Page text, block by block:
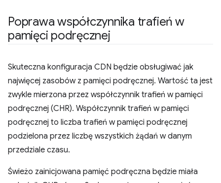
Poprawa współczynnika trafień w
pamięci podręcznej
Skuteczna konfiguracja CDN będzie obsługiwać jak
najwięcej zasobów z pamięci podręcznej. Wartość ta jest
zwykle mierzona przez współczynnik trafień w pamięci
podręcznej (CHR). Współczynnik trafień w pamięci
podręcznej to liczba trafień w pamięci podręcznej
podzielona przez liczbę wszystkich żądań w danym
przedziale czasu.
Świeżo zainicjowana pamięć podręczna będzie miała